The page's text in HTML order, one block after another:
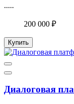
.....
200 000 ₽
Купить
Диалоговая